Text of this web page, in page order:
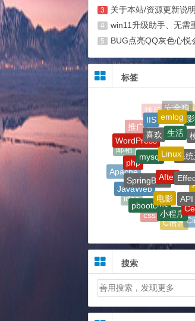
3 关于本站/资源更新说
4 win11升级助手、无需重装可
5 BUG点亮QQ灰色心悦
标签
活
科普
CDN
微信
软件
Apache
php
mysql
Linux系统
公告
Windows
Git
idea
JavaWeb
SpringBoot
After
AE
代码
css
pbootcms
电影
API
C语言
小程序
搜索